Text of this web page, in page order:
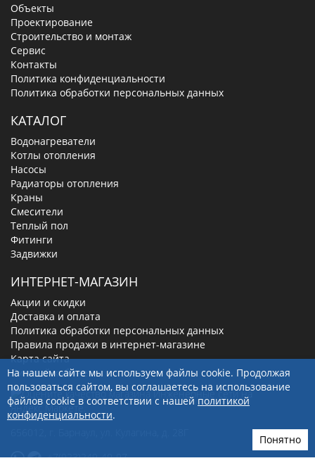
Объекты
Проектирование
Строительство и монтаж
Сервис
Контакты
Политика конфиденциальности
Политика обработки персональных данных
КАТАЛОГ
Водонагреватели
Котлы отопления
Насосы
Радиаторы отопления
Краны
Смесители
Теплый пол
Фитинги
Задвижки
ИНТЕРНЕТ-МАГАЗИН
Акции и скидки
Доставка и оплата
Политика обработки персональных данных
Правила продажи в интернет-магазине
Карта сайта
Личный кабинет
+7(923)249-40-97
На нашем сайте мы используем файлы cookie. Продолжая
пользоваться сайтом, вы соглашаетесь на использование
файлов cookie в соответствии с нашей политикой
конфиденциальности.
Понятно